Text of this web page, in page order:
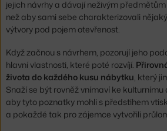
jejich návrhy a dávají neživým
než aby sami sebe charakterizovali
výtvory pod pojem otevřenost.
Když začnou s návrhem, pozorují jeho
hlavní vlastnosti, které poté rozvíjí.
života do každého kusu nábytku, který
Snaží se být rovněž vnímaví ke
aby tyto poznatky mohli s předstihem
a pokaždé tak pro zájemce vytvořili